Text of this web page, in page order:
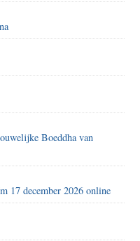
Boeddha van
17 december 2026 online